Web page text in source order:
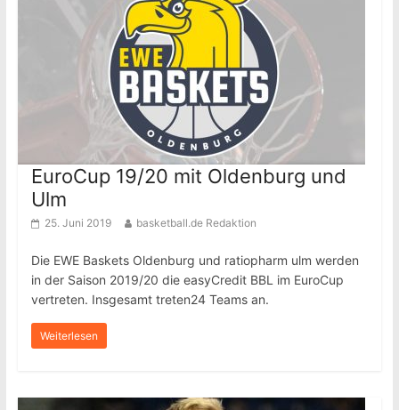
EuroCup 19/20 mit Oldenburg und
Ulm
25. Juni 2019 basketball.de Redaktion
Die EWE Baskets Oldenburg und ratiopharm ulm werden
in der Saison 2019/20 die easyCredit BBL im EuroCup
vertreten. Insgesamt treten24 Teams an.
Weiterlesen